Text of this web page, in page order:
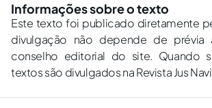
Informações sobre o texto
Este texto foi publicado diretamente
divulgação não depende de prévia
conselho editorial do site. Quando
textos são divulgados na Revista Jus